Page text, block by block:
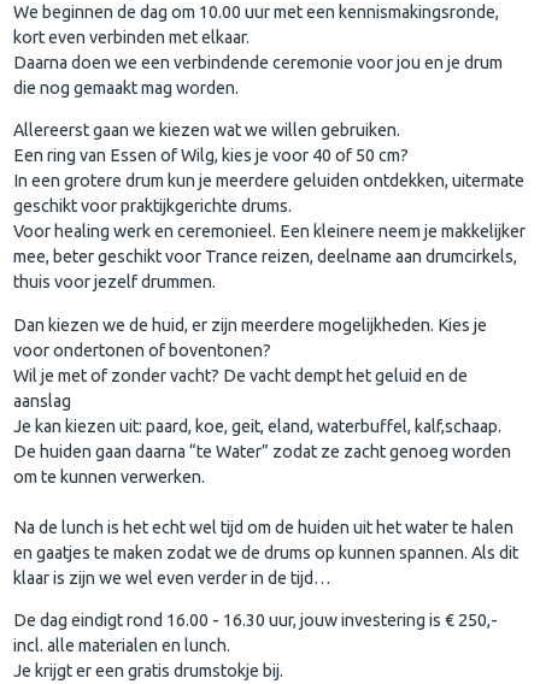
We beginnen de dag om 10.00 uur met een kennismakingsronde,
kort even verbinden met elkaar.
Daarna doen we een verbindende ceremonie voor jou en je drum
die nog gemaakt mag worden.
Allereerst gaan we kiezen wat we willen gebruiken.
Een ring van Essen of Wilg, kies je voor 40 of 50 cm?
In een grotere drum kun je meerdere geluiden ontdekken, uitermate
geschikt voor praktijkgerichte drums.
Voor healing werk en ceremonieel. Een kleinere neem je makkelijker
mee, beter geschikt voor Trance reizen, deelname aan drumcirkels,
thuis voor jezelf drummen.
Dan kiezen we de huid, er zijn meerdere mogelijkheden. Kies je
voor ondertonen of boventonen?
Wil je met of zonder vacht? De vacht dempt het geluid en de
aanslag
Je kan kiezen uit: paard, koe, geit, eland, waterbuffel, kalf,schaap.
De huiden gaan daarna “te Water” zodat ze zacht genoeg worden
om te kunnen verwerken.
Na de lunch is het echt wel tijd om de huiden uit het water te halen
en gaatjes te maken zodat we de drums op kunnen spannen. Als dit
klaar is zijn we wel even verder in de tijd…
De dag eindigt rond 16.00 - 16.30 uur, jouw investering is € 250,-
incl. alle materialen en lunch.
Je krijgt er een gratis drumstokje bij.